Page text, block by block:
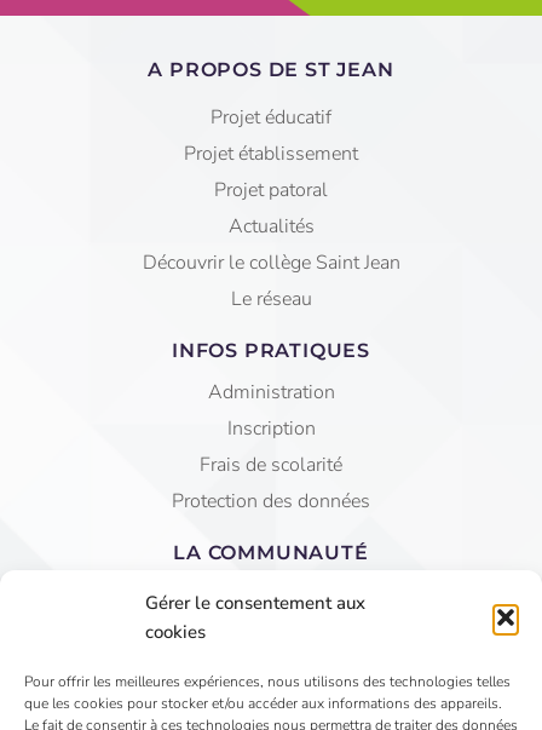
Gérer le consentement aux
cookies
Pour offrir les meilleures expériences, nous utilisons des technologies telles
que les cookies pour stocker et/ou accéder aux informations des appareils.
Le fait de consentir à ces technologies nous permettra de traiter des données
A PROPOS DE ST JEAN
Projet éducatif
Projet établissement
Projet patoral
Actualités
Découvrir le collège Saint Jean
Le réseau
INFOS PRATIQUES
Administration
Inscription
Frais de scolarité
Protection des données
LA COMMUNAUTÉ
Equipe éducative
AGEC Saint Jean
4 Rue du Faubourg St Jean - VIHIERS 49310 LYS